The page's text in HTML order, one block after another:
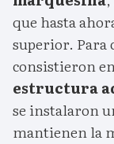
que hasta
superior. Para
consistieron
estructura
se instalaron
mantienen la